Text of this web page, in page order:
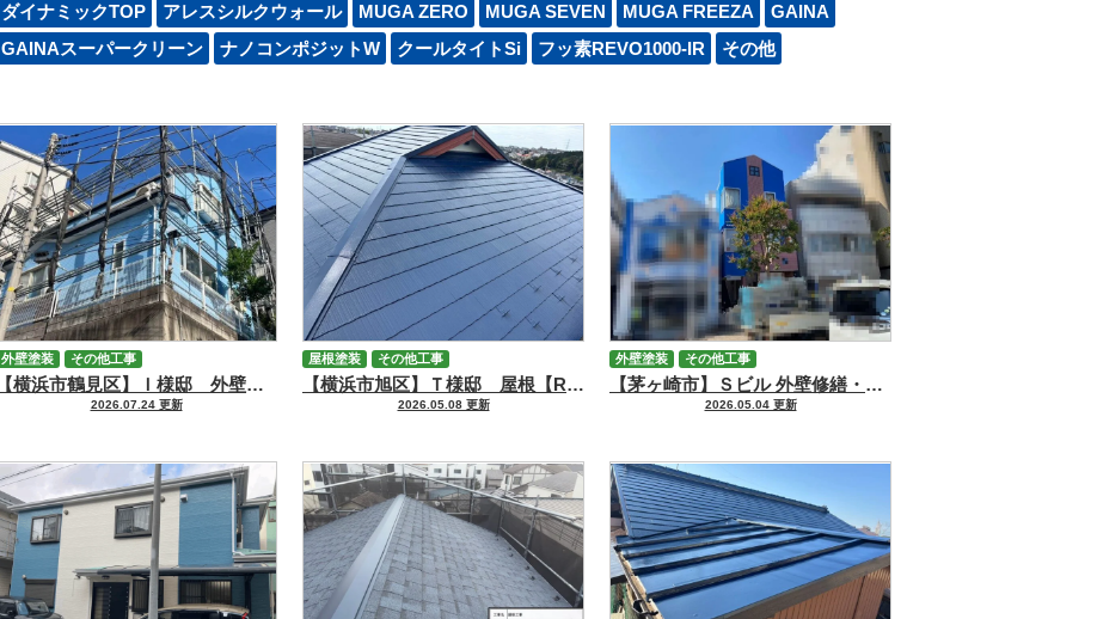
ダイナミックTOP
アレスシルクウォール MUGA ZERO MUGA SEVEN MUGA FREEZA
GAINA
GAINAスーパークリーン
ナノコンポジットW クールタイトSi フッ素REVO1000-IR その他
【横浜市鶴見区】Ｉ様邸 外壁【GAINA／GAINAスーパークリーン】塗装工事、ウッドデッキ塗装工事
2026.07.24 更新
外壁塗装 その他工事
【横浜市旭区】Ｔ様邸 屋根【RSルーフマイルド】・塀塗装工事
2026.05.08 更新
屋根塗装 その他工事
【茅ヶ崎市】Ｓビル 外壁修繕・塗装【MUGA zero／MUGA seven】工事
2026.05.04 更新
外壁塗装 その他工事